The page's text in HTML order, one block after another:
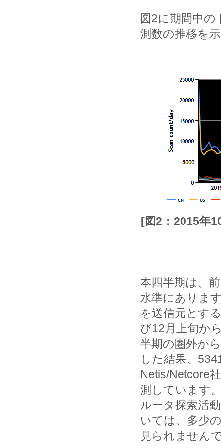
図2に期間中
測数の推移を
[図2：2015年
本四半期は、
水準にありま
を送信元とす
び12月上旬か
半期の圏外か
した結果、
Netis/Netcore
測しています
ルータ探索活
いては、多少
見られません